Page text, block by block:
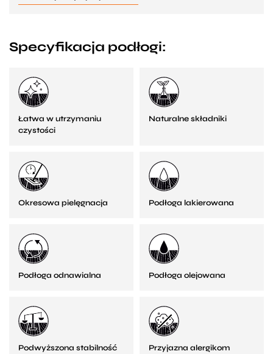
Specyfikacja podłogi:
Łatwa w utrzymaniu
czystości
Naturalne składniki
Okresowa pielęgnacja Podłoga lakierowana
Podłoga odnawialna Podłoga olejowana
Podwyższona stabilność Przyjazna alergikom